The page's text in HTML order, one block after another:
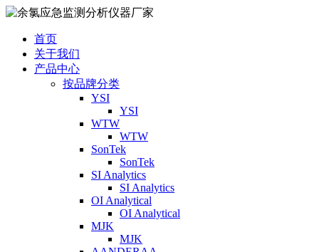
首页
关于我们
产品中心
按品牌分类
YSI
YSI
WTW
WTW
SonTek
SonTek
SI Analytics
SI Analytics
OI Analytical
OI Analytical
MJK
MJK